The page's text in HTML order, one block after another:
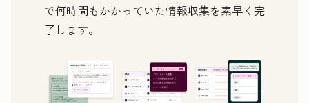
How many employees work there?
We're committed to your privacy. HubSpot uses the information
you provide to us to contact you about our relevant content,
products, and services. You may unsubscribe from these
で何時間もかかっていた情報収集を素早く完
了します。